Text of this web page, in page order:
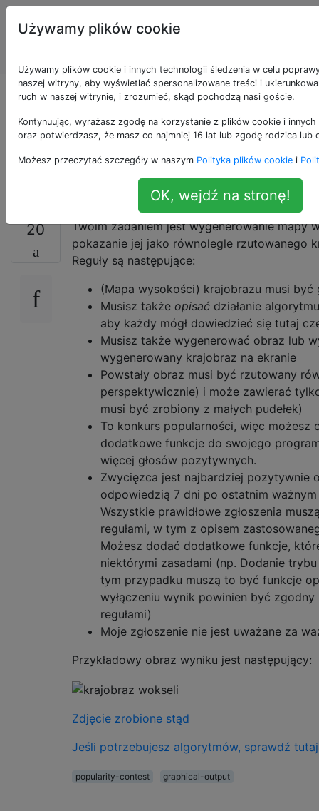
Programowanie
puzzli i Code
Golf
Równolegle
rzutowany generator
terenu wokseli
20
Twoim zadaniem jest wygenerowanie mapy
pokazanie jej jako równolegle rzutowanego
Reguły są następujące:
(Mapa wysokości) krajobrazu musi być
Musisz także opisać działanie
aby każdy mógł dowiedzieć się tutaj
Musisz także wygenerować obraz lub
wygenerowany krajobraz na ekranie
Powstały obraz musi być rzutowany
perspektywicznie) i może zawierać
musi być zrobiony z małych pudełek)
To konkurs popularności, więc możesz
dodatkowe funkcje do swojego
więcej głosów pozytywnych.
Zwycięzca jest najbardziej pozytywnie
odpowiedzią 7 dni po ostatnim ważnym
Wszystkie prawidłowe zgłoszenia
regułami, w tym z opisem
Możesz dodać dodatkowe funkcje,
niektórymi zasadami (np. Dodanie
tym przypadku muszą to być funkcje
wyłączeniu wynik powinien być
regułami)
Moje zgłoszenie nie jest uważane za
Przykładowy obraz wyniku jest następujący:
Zdjęcie zrobione stąd
Jeśli potrzebujesz algorytmów, sprawdź tutaj
popularity-contest graphical-output
Używamy plików cookie
Używamy plików cookie i innych technologii śledzenia w celu
naszej witryny, aby wyświetlać spersonalizowane treści i
ruch w naszej witrynie, i zrozumieć, skąd pochodzą nasi goście.
Kontynuując, wyrażasz zgodę na korzystanie z plików cookie i
oraz potwierdzasz, że masz co najmniej 16 lat lub zgodę rodzica lub
Możesz przeczytać szczegóły w naszym Polityka plików cookie i
OK, wejdź na stronę!